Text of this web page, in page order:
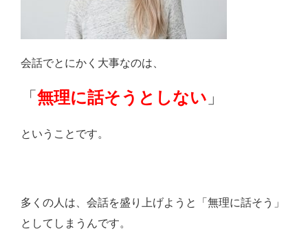
会話でとにかく大事なのは、
「 無理に話そうとしない 」
ということです。
多くの人は、会話を盛り上げようと「無理に話そう」
としてしまうんです。